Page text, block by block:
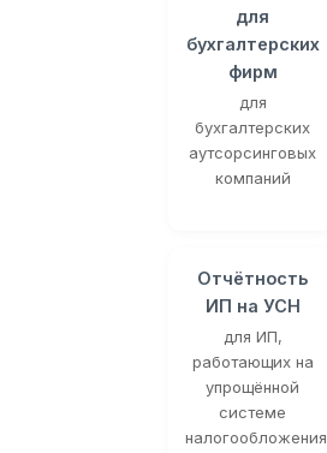
для
бухгалтерских
фирм
для
бухгалтерских
аутсорсинговых
компаний
Отчётность
ИП на УСН
для ИП,
работающих на
упрощённой
системе
налогообложения